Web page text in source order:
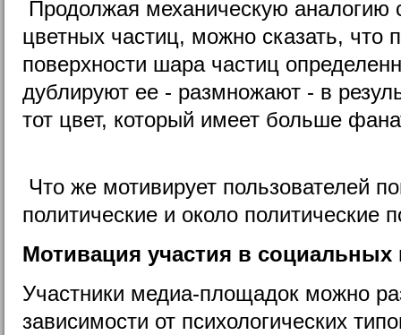
Продолжая механическую
цветных частиц, можно сказать, что
поверхности шара частиц
дублируют ее - размножают - в
тот цвет, который имеет больше
Что же мотивирует пользователей
политические и около политические
Мотивация участия в социальных
Участники медиа-площадок можно
зависимости от психологических